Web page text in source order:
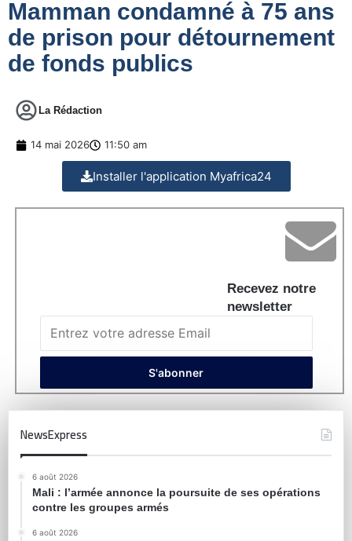
Mamman condamné à 75 ans
de prison pour détournement
de fonds publics
La Rédaction
14 mai 2026 11:50 am
Installer l'application Myafrica24
Recevez notre
newsletter
NewsExpress
6 août 2026
Mali : l’armée annonce la poursuite de ses opérations
contre les groupes armés
6 août 2026